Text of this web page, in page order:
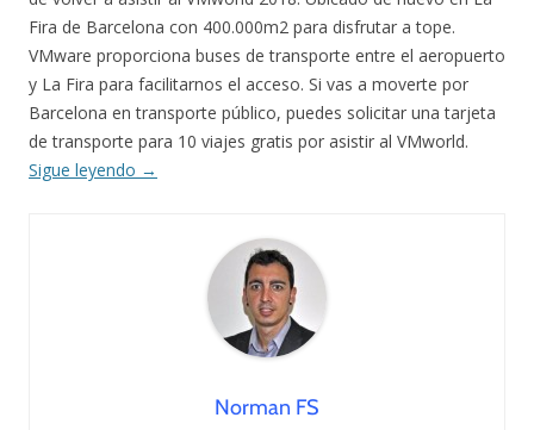
Fira de Barcelona con 400.000m2 para disfrutar a tope.
VMware proporciona buses de transporte entre el aeropuerto
y La Fira para facilitarnos el acceso. Si vas a moverte por
Barcelona en transporte público, puedes solicitar una tarjeta
de transporte para 10 viajes gratis por asistir al VMworld.
Sigue leyendo →
Norman FS